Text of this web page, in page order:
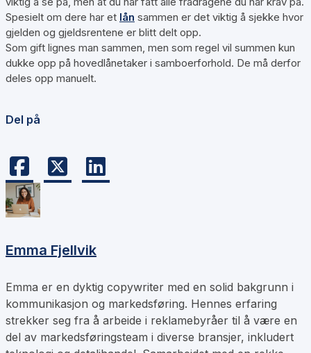
Spesielt om dere har et lån sammen er det viktig å sjekke hvor
gjelden og gjeldsrentene er blitt delt opp.
Som gift lignes man sammen, men som regel vil summen kun
dukke opp på hovedlånetaker i samboerforhold. De må derfor
deles opp manuelt.
Del på
Emma Fjellvik
Emma er en dyktig copywriter med en solid bakgrunn i
kommunikasjon og markedsføring. Hennes erfaring
strekker seg fra å arbeide i reklamebyråer til å være en
del av markedsføringsteam i diverse bransjer, inkludert